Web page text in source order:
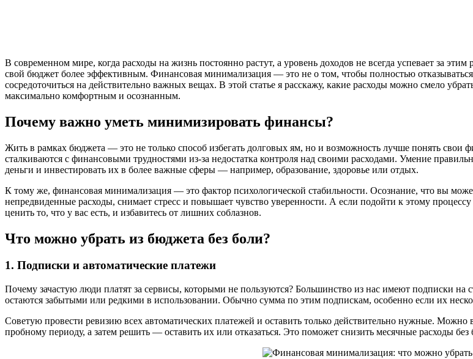
В современном мире, когда расходы на жизнь постоянно растут, а уровень доходов не всегда успевает за
свой бюджет более эффективным. Финансовая минимализация — это не о том, чтобы полностью
сосредоточиться на действительно важных вещах. В этой статье я расскажу, какие расходы можно смело
максимально комфортным и осознанным.
Почему важно уметь минимизировать финансы?
Жить в рамках бюджета — это не только способ избегать долговых ям, но и возможность лучше понять свои
сталкиваются с финансовыми трудностями из-за недостатка контроля над своими расходами. Умение
деньги и инвестировать их в более важные сферы — например, образование, здоровье или отдых.
К тому же, финансовая минимализация — это фактор психологической стабильности. Осознание, что вы
непредвиденные расходы, снимает стресс и повышает чувство уверенности. А если подойти к этому
ценить то, что у вас есть, и избавитесь от лишних соблазнов.
Что можно убрать из бюджета без боли?
1. Подписки и автоматические платежи
Почему зачастую люди платят за сервисы, которыми не пользуются? Большинство из нас имеют подписки
остаются забытыми или редкими в использовании. Обычно сумма по этим подпискам, особенно если их
Советую провести ревизию всех автоматических платежей и оставить только действительно нужные.
пробному периоду, а затем решить — оставить их или отказаться. Это поможет снизить месячные расходы